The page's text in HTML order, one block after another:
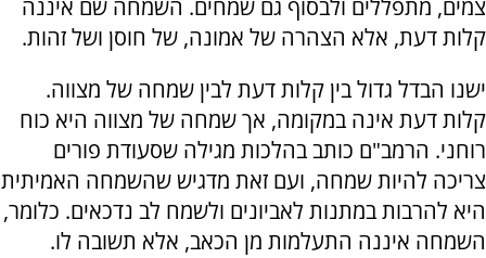
צמים, מתפללים ולבסוף גם שמחים. השמחה שם איננה
קלות דעת, אלא הצהרה של אמונה, של חוסן ושל זהות.
ישנו הבדל גדול בין קלות דעת לבין שמחה של מצווה.
קלות דעת אינה במקומה, אך שמחה של מצווה היא כוח
רוחני. הרמב"ם כותב בהלכות מגילה שסעודת פורים
צריכה להיות שמחה, ועם זאת מדגיש שהשמחה האמיתית
היא להרבות במתנות לאביונים ולשמח לב נדכאים. כלומר,
השמחה איננה התעלמות מן הכאב, אלא תשובה לו.